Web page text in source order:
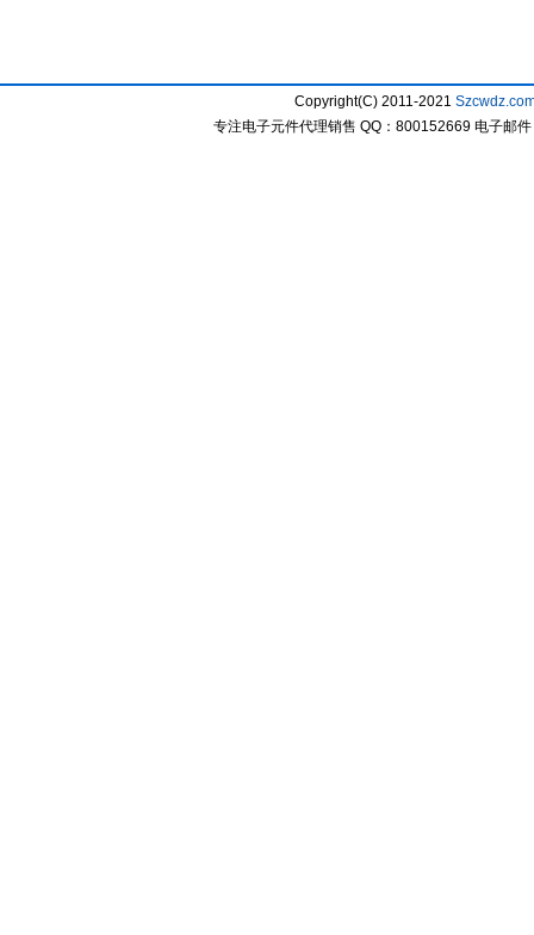
Copyright(C) 2011-2021
专注电子元件代理销售 QQ：800152669 电子邮